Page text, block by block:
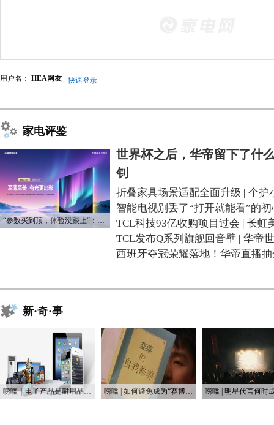
用户名： HEA网友 快速登录
家电评鉴
“参数买到顶，体验没跟上“：长虹追光Q70S给高端电视打了个样
世界杯之后，华帝留下了什
钊
折叠家具场景适配全面升级 | 个护
智能电视别丢了“打开就能看”的初
TCL科技93亿收购项目过会 | 长虹
TCL发布Q系列旗舰回音壁 | 华帝
西班牙夺冠荣耀落地！华帝直播
新·奇·事
唠嗑｜电子产品是耐用品还是消耗品？ 唠嗑 | 如何避免成为“赛博韭菜”？